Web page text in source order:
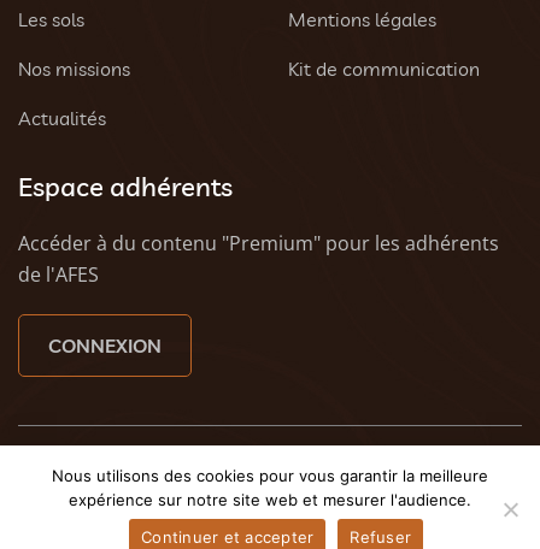
Les sols
Nos missions
Actualités
Mentions légales
Kit de communication
Espace adhérents
Accéder à du contenu "Premium" pour les adhérents
de l'AFES
CONNEXION
© 2023 AFES - Tous droits réservés - Une créationTony
Oheix : Agence Web CaenetWeezy - Agence web à
Caen
Nous utilisons des cookies pour vous garantir la meilleure
expérience sur notre site web et mesurer l'audience.
Continuer et accepter
Refuser